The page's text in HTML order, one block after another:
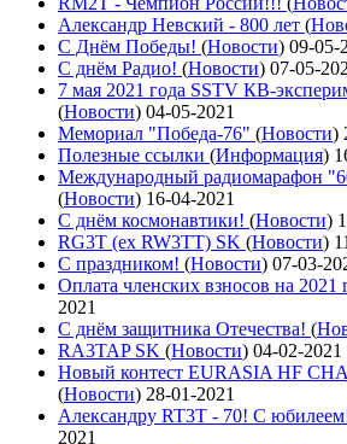
Александр Невский - 800 лет (
С Днём Победы! (Новости) 09-05-
C днём Радио! (Новости) 07-05-
7 мая 2021 года SSTV КВ-
(Новости) 04-05-2021
Мемориал "Победа-76" (Новости)
Полезные ссылки (Информация)
Международный радиомарафон
(Новости) 16-04-2021
С днём космонавтики! (Новости)
RG3T (ex RW3TT) SK (Новости)
С праздником! (Новости) 07-03-
Оплата членских взносов на 2021
2021
С днём защитника Отечества! (
RA3TAP SK (Новости) 04-02-2021
Новый контест EURASIA HF
(Новости) 28-01-2021
Александру RT3T - 70! С
2021